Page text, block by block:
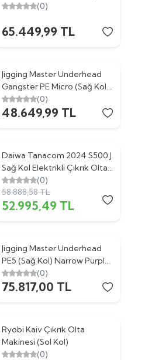
Kol) Titanium Purple Jig Olta
(0)
65.449,99 TL
Jigging Master Underhead
Gangster PE Micro (Sağ Kol)
Gold Red Jig Olta Makinesi
(0)
48.649,99 TL
%10
Daiwa Tanacom 2024 S500 J
Sağ Kol Elektrikli Çıkrık Olta
Makinesi(0)
58.888,58TL
52.995,49 TL
Jigging Master Underhead
PE5 (Sağ Kol) Narrow Purple
Gold Jig Olta Makinesi
(0)
75.817,00 TL
%10
Ryobi Kaiv Çıkrık Olta
Makinesi (Sol Kol)
(0)